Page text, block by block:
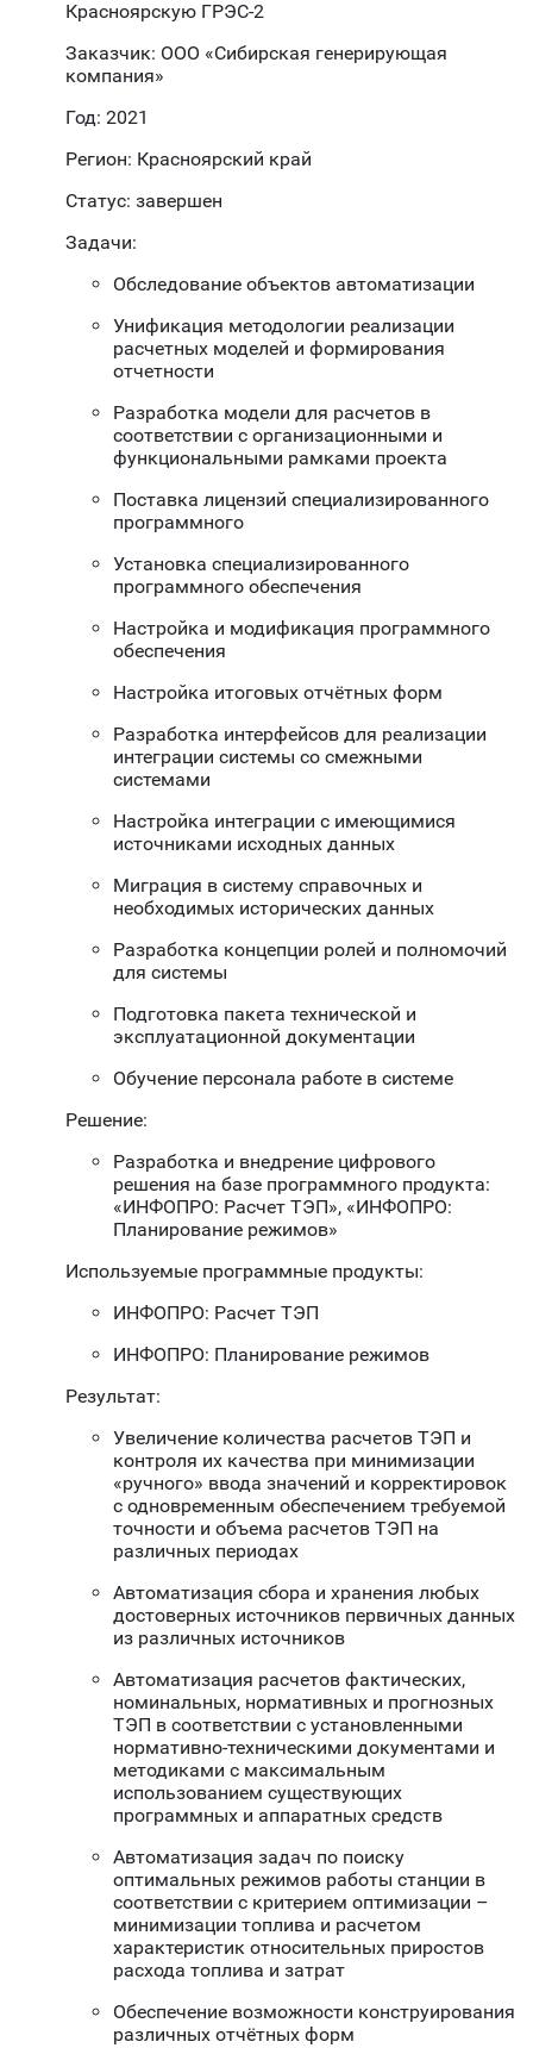
Красноярскую ГРЭС-2
Заказчик: ООО «Сибирская генерирующая
компания»
Год: 2021
Регион: Красноярский край
Статус: завершен
Задачи:
Обследование объектов автоматизации
Унификация методологии реализации
расчетных моделей и формирования
отчетности
Разработка модели для расчетов в
соответствии с организационными и
функциональными рамками проекта
Поставка лицензий специализированного
программного
Установка специализированного
программного обеспечения
Настройка и модификация программного
обеспечения
Настройка итоговых отчётных форм
Разработка интерфейсов для реализации
интеграции системы со смежными
системами
Настройка интеграции с имеющимися
источниками исходных данных
Миграция в систему справочных и
необходимых исторических данных
Разработка концепции ролей и полномочий
для системы
Подготовка пакета технической и
эксплуатационной документации
Обучение персонала работе в системе
Решение:
Разработка и внедрение цифрового
решения на базе программного продукта:
«ИНФОПРО: Расчет ТЭП», «ИНФОПРО:
Планирование режимов»
Используемые программные продукты:
ИНФОПРО: Расчет ТЭП
ИНФОПРО: Планирование режимов
Результат:
Увеличение количества расчетов ТЭП и
контроля их качества при минимизации
«ручного» ввода значений и корректировок
с одновременным обеспечением требуемой
точности и объема расчетов ТЭП на
различных периодах
Автоматизация сбора и хранения любых
достоверных источников первичных данных
из различных источников
Автоматизация расчетов фактических,
номинальных, нормативных и прогнозных
ТЭП в соответствии с установленными
нормативно-техническими документами и
методиками с максимальным
использованием существующих
программных и аппаратных средств
Автоматизация задач по поиску
оптимальных режимов работы станции в
соответствии с критерием оптимизации –
минимизации топлива и расчетом
характеристик относительных приростов
расхода топлива и затрат
Обеспечение возможности конструирования
различных отчётных форм